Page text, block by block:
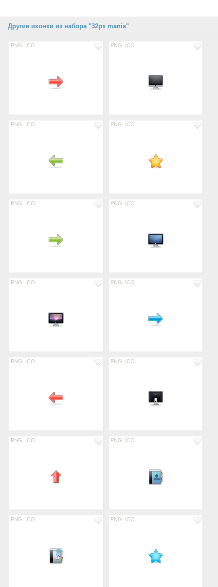
Другие иконки из набора "32px mania"
PNG ICO PNG ICO
PNG ICO PNG ICO
PNG ICO PNG ICO
PNG ICO PNG ICO
PNG ICO PNG ICO
PNG ICO PNG ICO
PNG ICO PNG ICO